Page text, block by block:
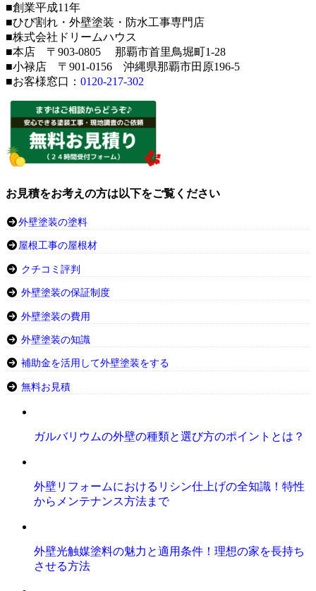
■創業平成11年
■ひび割れ・外壁塗装・防水工事専門店
■株式会社ドリームハウス
■本店 〒903-0805 那覇市首里鳥堀町1-28
■小禄店 〒901-0156 沖縄県那覇市田原196-5
■お客様窓口： 0120-217-302
お見積をお考えの方は以下をご覧ください
外壁塗装の塗料
屋根工事の屋根材
クチコミ評判
外壁塗装の保証制度
外壁塗装の費用
外壁塗装の知識
補助金を活用して外壁塗装をする
無料お見積
ガルバリウムの外壁の種類と選び方のポイントとは？
外壁リフォームにおけるリシン仕上げの全知識！特性
からメンテナンス方法まで
外壁光触媒塗料の魅力と適用条件！理想の家を長持ち
させる方法